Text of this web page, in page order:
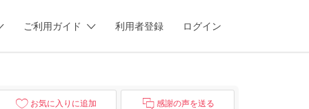
ご利用ガイド 利用者登録 ログイン
お気に入りに追加 感謝の声を送る